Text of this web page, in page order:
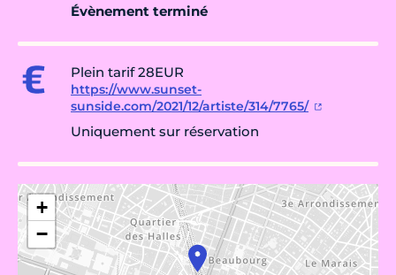
Évènement terminé
Plein tarif 28EUR
https://www.sunset-
sunside.com/2021/12/artiste/314/7765/
Uniquement sur réservation
+
−